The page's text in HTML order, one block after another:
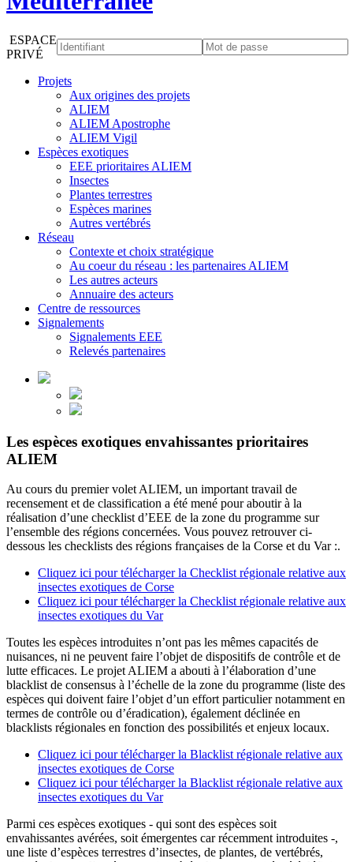
ESPACE
PRIVÉ
Projets
Aux origines des projets
ALIEM
ALIEM Apostrophe
ALIEM Vigil
Espèces exotiques
EEE prioritaires ALIEM
Insectes
Plantes terrestres
Espèces marines
Autres vertébrés
Réseau
Contexte et choix stratégique
Au coeur du réseau : les partenaires ALIEM
Les autres acteurs
Annuaire des acteurs
Centre de ressources
Signalements
Signalements EEE
Relevés partenaires
Les espèces exotiques envahissantes prioritaires
ALIEM
Au cours du premier volet ALIEM, un important travail de
recensement et de classification a été mené pour aboutir à la
réalisation d’une checklist d’EEE de la zone du programme sur
l’ensemble des régions concernées. Vous pouvez retrouver ci-
dessous les checklists des régions françaises de la Corse et du Var :.
Cliquez ici pour télécharger la Checklist régionale relative aux
insectes exotiques de Corse
Cliquez ici pour télécharger la Checklist régionale relative aux
insectes exotiques du Var
Toutes les espèces introduites n’ont pas les mêmes capacités de
nuisances, ni ne peuvent faire l’objet de dispositifs de contrôle et de
lutte efficaces. Le projet ALIEM a abouti à l’élaboration d’une
blacklist de consensus à l’échelle de la zone du programme (liste des
espèces qui doivent faire l’objet d’un effort particulier notamment en
termes de contrôle ou d’éradication), également déclinée en
blacklists régionales en fonction des possibilités et enjeux locaux.
Cliquez ici pour télécharger la Blacklist régionale relative aux
insectes exotiques de Corse
Cliquez ici pour télécharger la Blacklist régionale relative aux
insectes exotiques du Var
Parmi ces espèces exotiques - qui sont des espèces soit
envahissantes avérées, soit émergentes car récemment introduites -,
une liste d’espèces terrestres d’insectes, de plantes, de vertébrés,